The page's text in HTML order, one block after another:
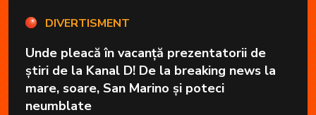
DIVERTISMENT
Unde pleacă în vacanță prezentatorii de
știri de la Kanal D! De la breaking news la
mare, soare, San Marino și poteci
neumblate